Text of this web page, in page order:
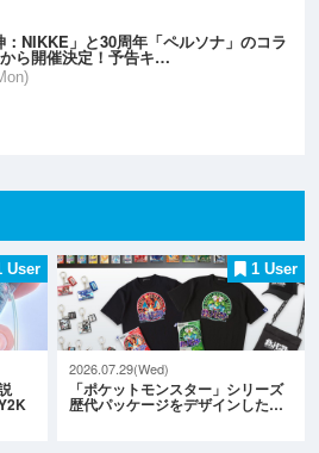
：NIKKE」と30周年「ペルソナ」のコラ
ら開催決定！予告キ…
User 1 User
2026.07.29(Wed)
「ポケットモンスター」シリーズ
歴代パッケージをデザインした…